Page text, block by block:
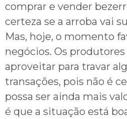
comprar e vender
certeza se a arroba vai
Mas, hoje, o momento
negócios. Os
aproveitar para travar
transações, pois não é
possa ser ainda mais
é que a situação está